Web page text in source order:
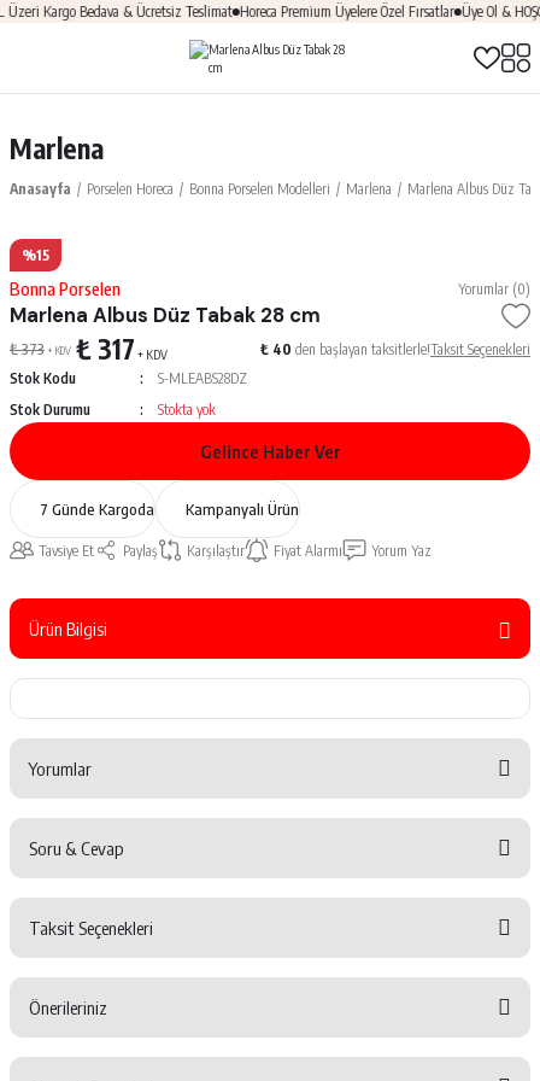
Kargo Bedava & Ücretsiz Teslimat Horeca Premium Üyelere Özel Fırsatlar Üye Ol &
Marlena
Anasayfa Porselen Horeca Bonna Porselen Modelleri Marlena Marlena Albus Düz
%15
Bonna Porselen Yorumlar (0)
Marlena Albus Düz Tabak 28 cm
₺ 373 + KDV ₺ 317 + KDV ₺ 40 den başlayan taksitlerle!Taksit Seçenekleri
Stok Kodu
S-MLEABS28DZ
Stok Durumu
Stokta yok
Gelince Haber Ver
7 Günde Kargoda Kampanyalı Ürün
Tavsiye Et Paylaş Karşılaştır Fiyat Alarmı Yorum Yaz
Ürün Bilgisi
Yorumlar
Yorum Yaz
Soru & Cevap
Soru Sor
Taksit Seçenekleri
Önerileriniz